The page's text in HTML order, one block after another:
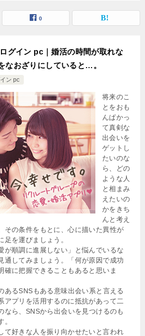
0
グイン pc｜婚活の時間が取れな
なおざりにしていると…。
ン pc
将来のこ
とをおも
んぱかっ
て真剣な
出会いを
ゲットし
たいのな
ら、どの
ような人
と相まみ
えたいの
かをきち
んと考え
その条件をもとに、心に描いた異性が
足を運びましょう。
が順調に進展しない」と悩んでいるな
通してみましょう。「何が原因で成功
確に把握できることもあると思いま
あるSNSもある意味出会い系と言える
アプリを活用するのに抵抗があって二
なら、SNSから出会いを見つけるのも
て好きな人を振り向かせたいと言われ